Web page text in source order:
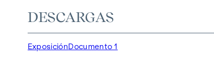
Superficie habitable de aprox. 30 a 130 m²
Pisos de 1 a 4 habitaciones
Grandes alturas
DESCARGAS
ExposiciónDocumento 1